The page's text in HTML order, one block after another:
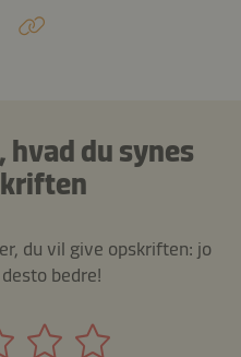
du synes
du vil give opskriften: jo
bedre!